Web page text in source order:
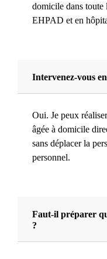
domicile dans toute
EHPAD et en
Intervenez-vous
Oui. Je peux
âgée à domicile
sans déplacer la
personnel.
Faut-il préparer
?